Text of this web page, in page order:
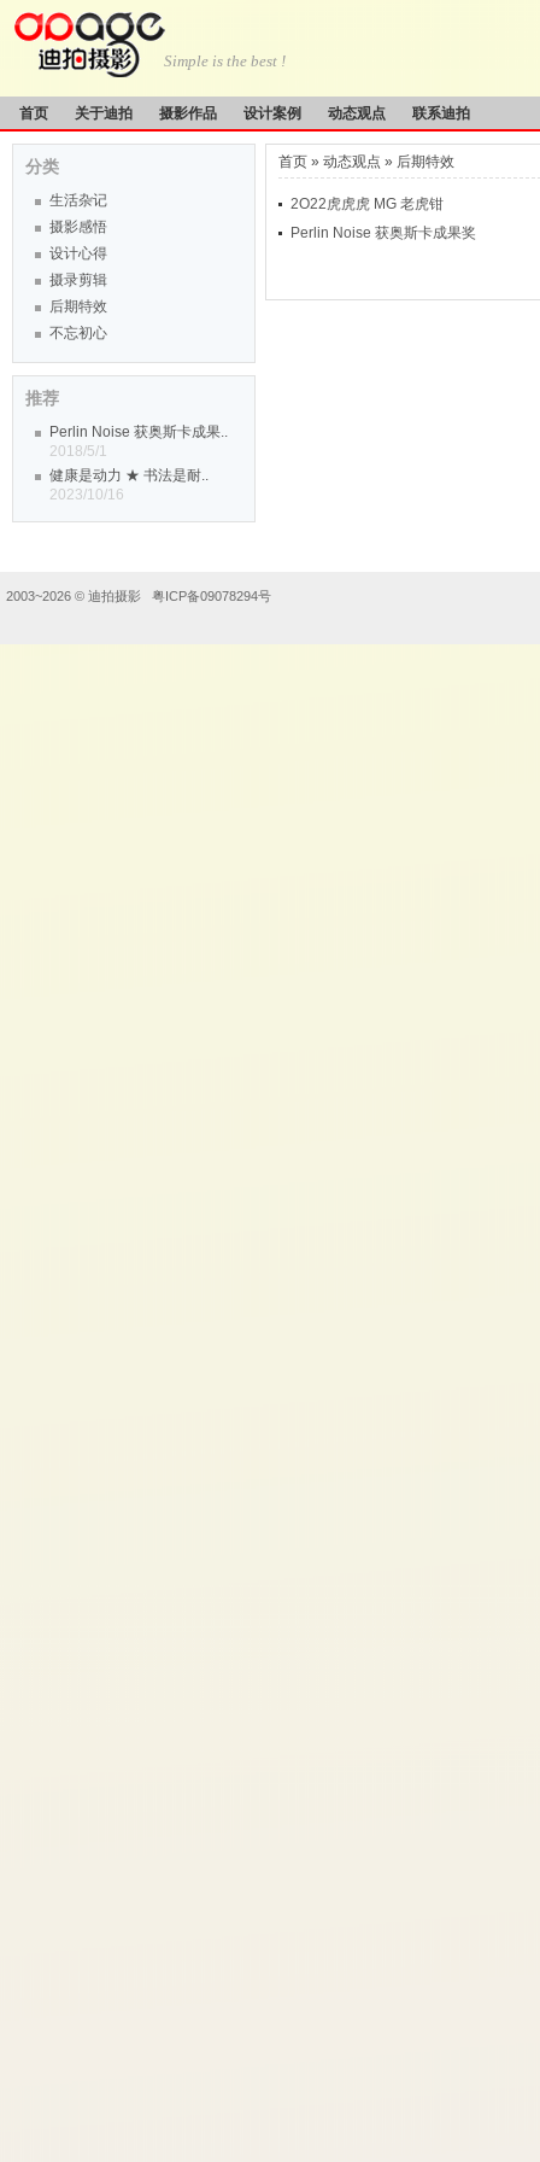
Simple is the best !
首页 关于迪拍 摄影作品 设计案例 动态观点 联系迪拍
分类
生活杂记
摄影感悟
设计心得
摄录剪辑
后期特效
不忘初心
推荐
Perlin Noise 获奥斯卡成果..
2018/5/1
健康是动力 ★ 书法是耐..
2023/10/16
首页 » 动态观点 » 后期特效
2O22虎虎虎 MG 老虎钳
Perlin Noise 获奥斯卡成果奖
2003~2026 © 迪拍摄影 粤ICP备09078294号